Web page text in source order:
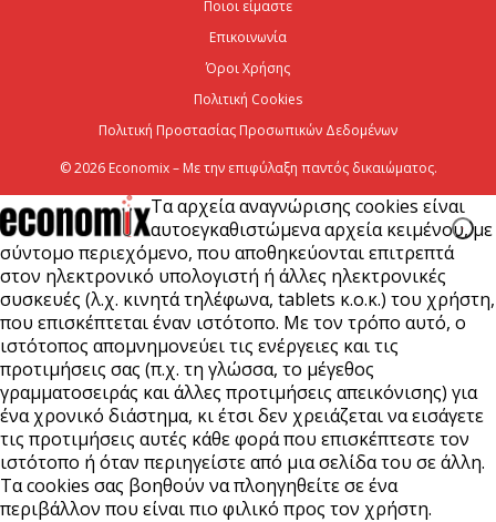
Ποιοι είμαστε
Επικοινωνία
Όροι Χρήσης
Πολιτική Cookies
Πολιτική Προστασίας Προσωπικών Δεδομένων
© 2026 Economix – Με την επιφύλαξη παντός δικαιώματος.
Τα αρχεία αναγνώρισης cookies είναι
αυτοεγκαθιστώμενα αρχεία κειμένου, με
σύντομο περιεχόμενο, που αποθηκεύονται επιτρεπτά
στον ηλεκτρονικό υπολογιστή ή άλλες ηλεκτρονικές
συσκευές (λ.χ. κινητά τηλέφωνα, tablets κ.ο.κ.) του χρήστη,
που επισκέπτεται έναν ιστότοπο. Με τον τρόπο αυτό, ο
ιστότοπος απομνημονεύει τις ενέργειες και τις
προτιμήσεις σας (π.χ. τη γλώσσα, το μέγεθος
γραμματοσειράς και άλλες προτιμήσεις απεικόνισης) για
ένα χρονικό διάστημα, κι έτσι δεν χρειάζεται να εισάγετε
τις προτιμήσεις αυτές κάθε φορά που επισκέπτεστε τον
ιστότοπο ή όταν περιηγείστε από μια σελίδα του σε άλλη.
Τα cookies σας βοηθούν να πλοηγηθείτε σε ένα
περιβάλλον που είναι πιο φιλικό προς τον χρήστη.